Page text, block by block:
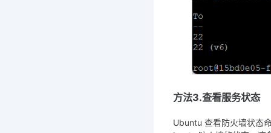
方法3.查看服务状态
Ubuntu 查看防火墙状态